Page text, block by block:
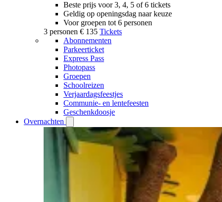
Beste prijs voor 3, 4, 5 of 6 tickets
Geldig op openingsdag naar keuze
Voor groepen tot 6 personen
3 personen € 135 Tickets
Abonnementen
Parkeerticket
Express Pass
Photopass
Groepen
Schoolreizen
Verjaardagsfeestjes
Communie- en lentefeesten
Geschenkdoosje
Overnachten
Overnachten
submenu